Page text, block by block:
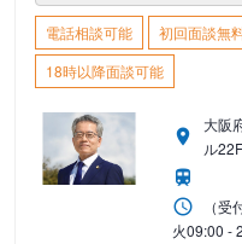
電話相談可能 初回面談無
18時以降面談可能
大阪
ル22F
（受
火09:00 -